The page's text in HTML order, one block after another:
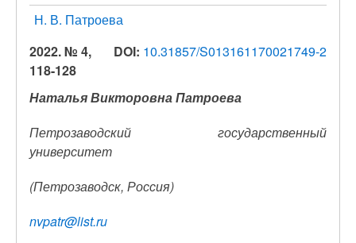
Н. В. Патроева
DOI: 10.31857/S013161170021749-2
2022. № 4,
118-128
Наталья Викторовна Патроева
Петрозаводский государственный
университет
(Петрозаводск, Россия)
nvpatr@list.ru